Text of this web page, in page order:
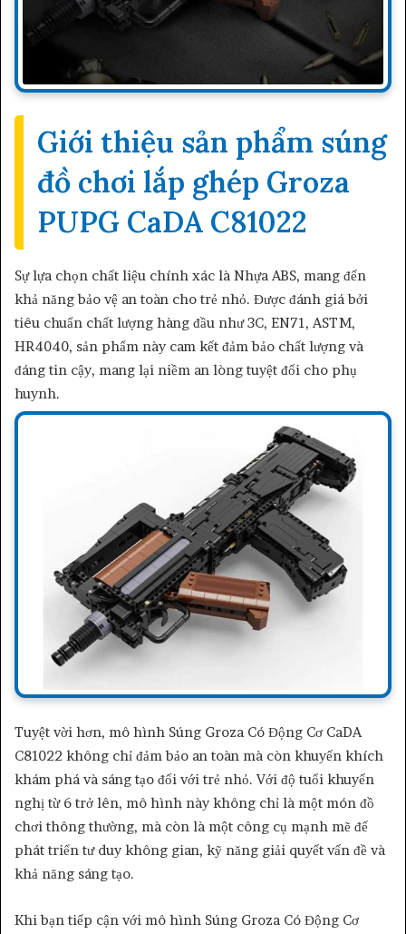
Giới thiệu sản phẩm súng
đồ chơi lắp ghép Groza
PUPG CaDA C81022
Sự lựa chọn chất liệu chính xác là Nhựa ABS, mang đến
khả năng bảo vệ an toàn cho trẻ nhỏ. Được đánh giá bởi
tiêu chuẩn chất lượng hàng đầu như 3C, EN71, ASTM,
HR4040, sản phẩm này cam kết đảm bảo chất lượng và
đáng tin cậy, mang lại niềm an lòng tuyệt đối cho phụ
huynh.
Tuyệt vời hơn, mô hình Súng Groza Có Động Cơ CaDA
C81022 không chỉ đảm bảo an toàn mà còn khuyến khích
khám phá và sáng tạo đối với trẻ nhỏ. Với độ tuổi khuyến
nghị từ 6 trở lên, mô hình này không chỉ là một món đồ
chơi thông thường, mà còn là một công cụ mạnh mẽ để
phát triển tư duy không gian, kỹ năng giải quyết vấn đề và
khả năng sáng tạo.
Khi bạn tiếp cận với mô hình Súng Groza Có Động Cơ